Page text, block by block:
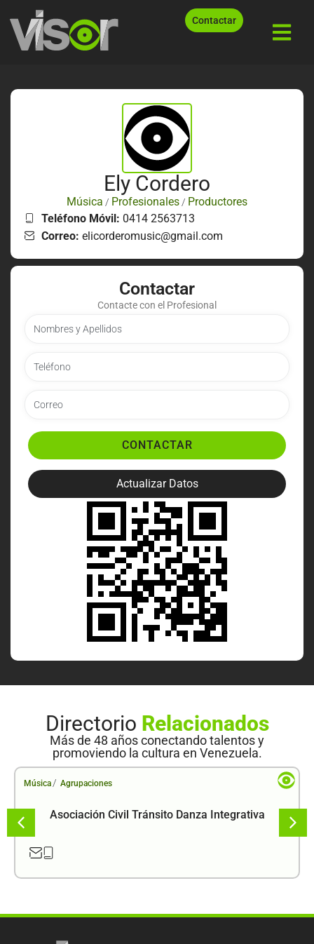
Contactar
Ely Cordero
Música / Profesionales / Productores
Teléfono Móvil: 0414 2563713
Correo: elicorderomusic@gmail.com
Contactar
Contacte con el Profesional
CONTACTAR
Actualizar Datos
Directorio Relacionados
Más de 48 años conectando talentos y
promoviendo la cultura en Venezuela.
Música / Agrupaciones
Asociación Civil Tránsito Danza Integrativa